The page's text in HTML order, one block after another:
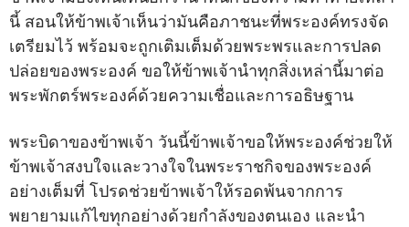
นี้ สอนให้ข้าพเจ้าเห็นว่ามันคือภาชนะที่พระองค์ทรงจัด
เตรียมไว้ พร้อมจะถูกเติมเต็มด้วยพระพรและการปลด
ปล่อยของพระองค์ ขอให้ข้าพเจ้านำทุกสิ่งเหล่านี้มาต่อ
พระพักตร์พระองค์ด้วยความเชื่อและการอธิษฐาน
พระบิดาของข้าพเจ้า วันนี้ข้าพเจ้าขอให้พระองค์ช่วยให้
ข้าพเจ้าสงบใจและวางใจในพระราชกิจของพระองค์
อย่างเต็มที่ โปรดช่วยข้าพเจ้าให้รอดพ้นจากการ
พยายามแก้ไขทุกอย่างด้วยกำลังของตนเอง และนำ